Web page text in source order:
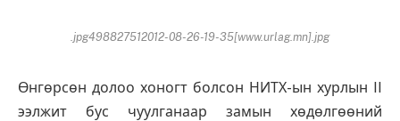
.jpg498827512012-08-26-19-35[www.urlag.mn].jpg
Өнгөрсөн долоо хоногт болсон НИТХ-ын хурлын II
ээлжит бус чуулганаар замын хөдөлгөөний